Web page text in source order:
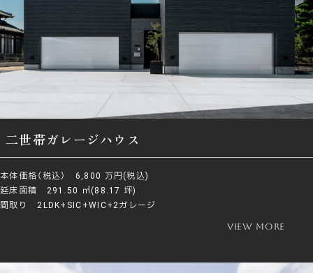
二世帯ガレージハウス
本体価格（税込） 6,800 万円(税込)
延床面積 291.50 ㎡(88.17 坪)
間取り 2LDK+SIC+WIC+2ガレージ
view more